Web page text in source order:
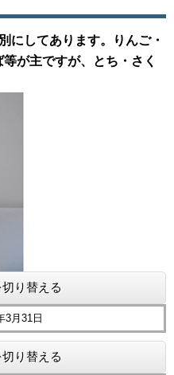
にしてあります。りんご・
が主ですが、とち・さく
り替える
3月31日
り替える